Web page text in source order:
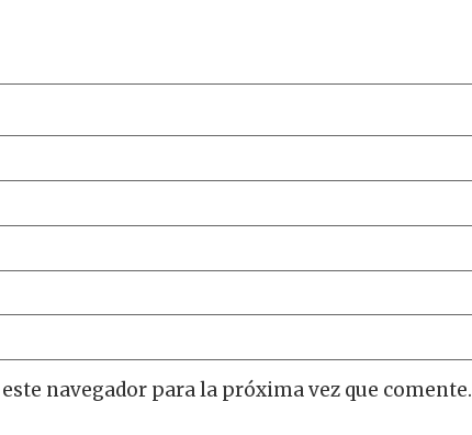
navegador para la próxima vez que comente.